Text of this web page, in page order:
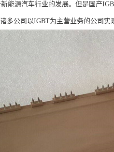
能源汽车行业的发展。但是国产
多公司以IGBT为主营业务的公司实